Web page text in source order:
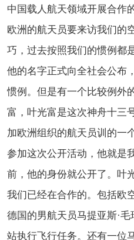
中国载人航天领域开展合作
欧洲的航天员要来访我们的
巧，过去按照我们的惯例都
他的名字正式向全社会公布
惯例。但是有一个比较例外
富，叶光富是这次神舟十三
加欧洲组织的航天员训的一
参加这次公开活动，他就是
前，他的身份就公开了。叶
我们已经在合作的。包括欧
德国的男航天员马提亚斯·
站执行飞行任务。还有一位